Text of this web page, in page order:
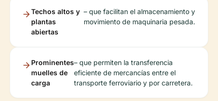
Techos altos y
plantas
abiertas
– que facilitan el almacenamiento y
movimiento de maquinaria pesada.
Prominentes
muelles de
carga
– que permiten la transferencia
eficiente de mercancías entre el
transporte ferroviario y por carretera.